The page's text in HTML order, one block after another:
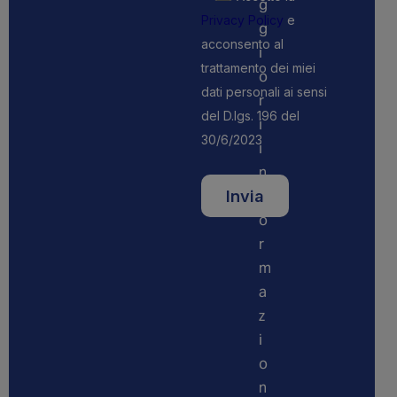
g
g
i
o
r
i
i
n
f
o
r
m
a
z
i
o
n
Privacy Policy e
acconsento al
trattamento dei miei
dati personali ai sensi
del D.lgs. 196 del
30/6/2023